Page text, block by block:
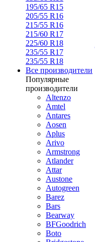
195/65 R15
205/55 R16
215/55 R16
215/60 R17
225/60 R18
235/55 R17
235/55 R18
Все производители
Популярные
производители
Altenzo
Amtel
Antares
Aosen
Aplus
Arivo
Armstrong
Atlander
Attar
Austone
Autogreen
Barez
Bars
Bearway
BFGoodrich
Boto